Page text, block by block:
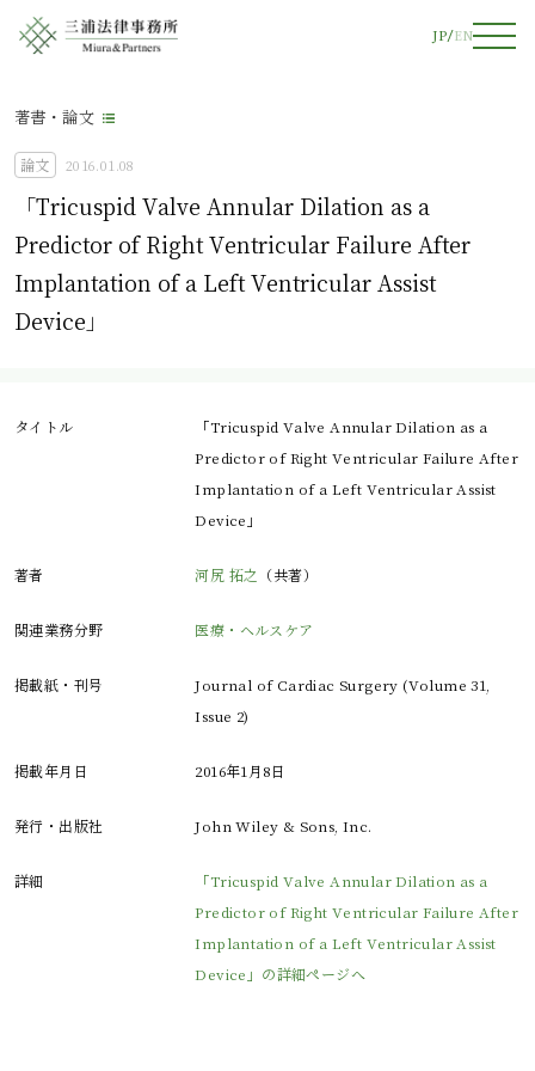
JP EN
著書・論文
論文 2016.01.08
「Tricuspid Valve Annular Dilation as a
Predictor of Right Ventricular Failure After
Implantation of a Left Ventricular Assist
Device」
タイトル
「Tricuspid Valve Annular Dilation as a
Predictor of Right Ventricular Failure After
Implantation of a Left Ventricular Assist
Device」
著者 河尻 拓之 （共著）
関連業務分野 医療・ヘルスケア
掲載紙・刊号
Journal of Cardiac Surgery (Volume 31,
Issue 2)
掲載年月日 2016年1月8日
発行・出版社 John Wiley & Sons, Inc.
詳細
「Tricuspid Valve Annular Dilation as a
Predictor of Right Ventricular Failure After
Implantation of a Left Ventricular Assist
Device」の詳細ページへ